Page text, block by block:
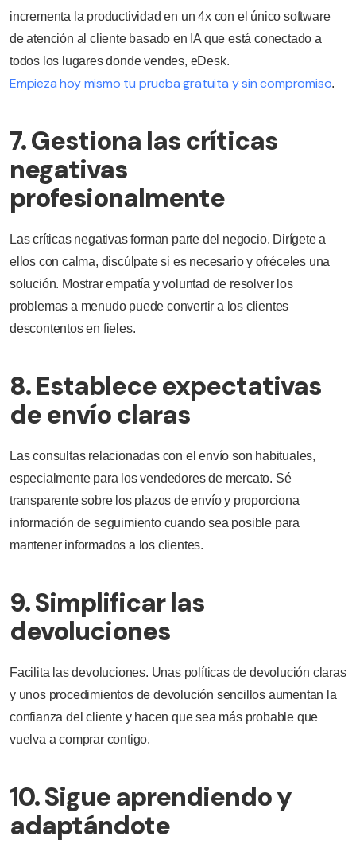
incrementa la productividad en un 4x con el único software
de atención al cliente basado en IA que está conectado a
todos los lugares donde vendes, eDesk.
Empieza hoy mismo tu prueba gratuita y sin compromiso.
7. Gestiona las críticas
negativas
profesionalmente
Las críticas negativas forman parte del negocio. Dirígete a
ellos con calma, discúlpate si es necesario y ofréceles una
solución. Mostrar empatía y voluntad de resolver los
problemas a menudo puede convertir a los clientes
descontentos en fieles.
8. Establece expectativas
de envío claras
Las consultas relacionadas con el envío son habituales,
especialmente para los vendedores de mercato. Sé
transparente sobre los plazos de envío y proporciona
información de seguimiento cuando sea posible para
mantener informados a los clientes.
9. Simplificar las
devoluciones
Facilita las devoluciones. Unas políticas de devolución claras
y unos procedimientos de devolución sencillos aumentan la
confianza del cliente y hacen que sea más probable que
vuelva a comprar contigo.
10. Sigue aprendiendo y
adaptándote